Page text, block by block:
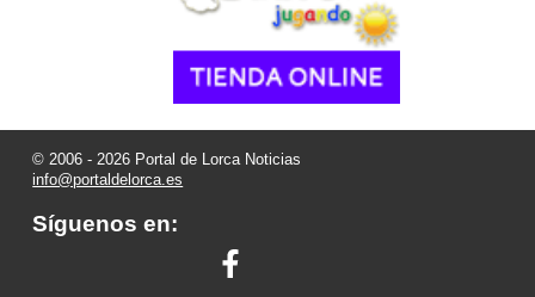
© 2006 - 2026 Portal de Lorca Noticias
info@portaldelorca.es
Síguenos en: